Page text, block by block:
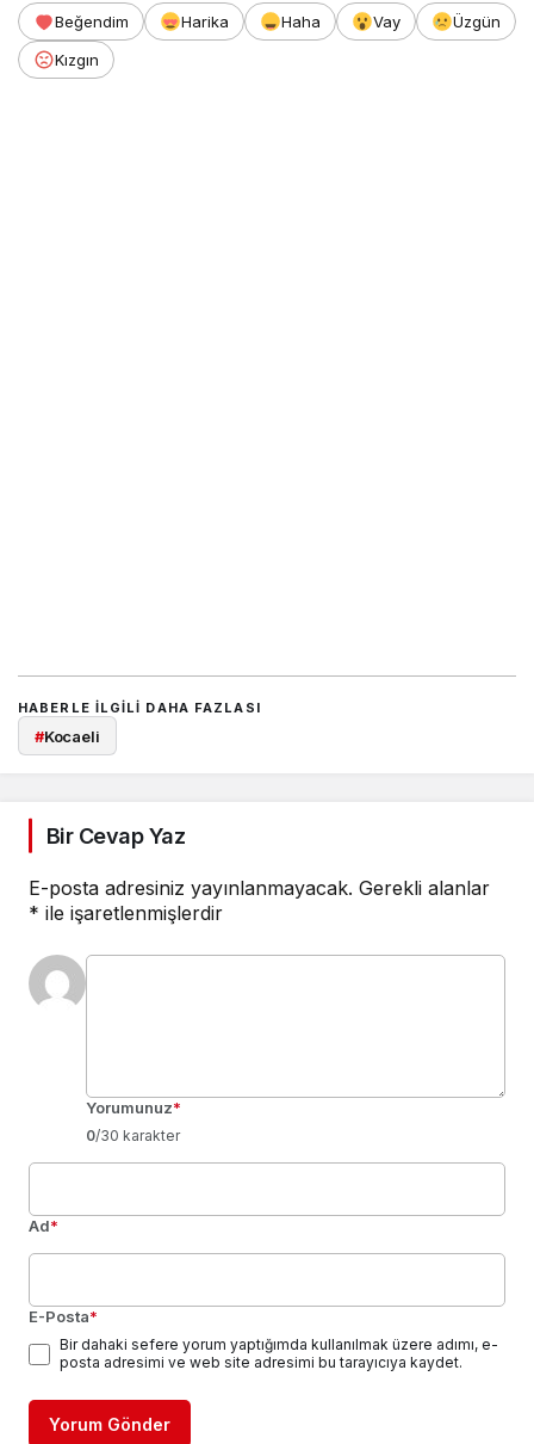
Beğendim Harika Haha Vay
Üzgün
Kızgın
HABERLE ILGILI DAHA FAZLASI
#Kocaeli
Bir Cevap Yaz
E-posta adresiniz yayınlanmayacak. Gerekli alanlar
* ile işaretlenmişlerdir
Yorumunuz*
0/30 karakter
Ad*
E-Posta*
Bir dahaki sefere yorum yaptığımda kullanılmak üzere adımı, e-
posta adresimi ve web site adresimi bu tarayıcıya kaydet.
Yorum Gönder